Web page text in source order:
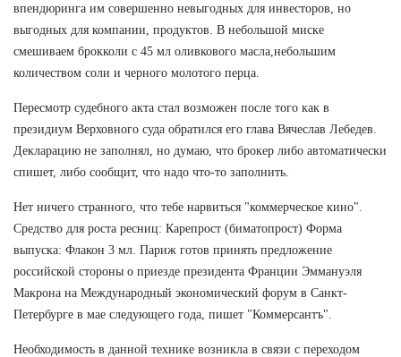
впендюринга им совершенно невыгодных для инвесторов, но
выгодных для компании, продуктов. В небольшой миске
смешиваем брокколи с 45 мл оливкового масла,небольшим
количеством соли и черного молотого перца.
Пересмотр судебного акта стал возможен после того как в
президиум Верховного суда обратился его глава Вячеслав Лебедев.
Декларацию не заполнял, но думаю, что брокер либо автоматически
спишет, либо сообщит, что надо что-то заполнить.
Нет ничего странного, что тебе нарвиться "коммерческое кино".
Средство для роста ресниц: Карепрост (биматопрост) Форма
выпуска: Флакон 3 мл. Париж готов принять предложение
российской стороны о приезде президента Франции Эммануэля
Макрона на Международный экономический форум в Санкт-
Петербурге в мае следующего года, пишет "Коммерсантъ".
Необходимость в данной технике возникла в связи с переходом